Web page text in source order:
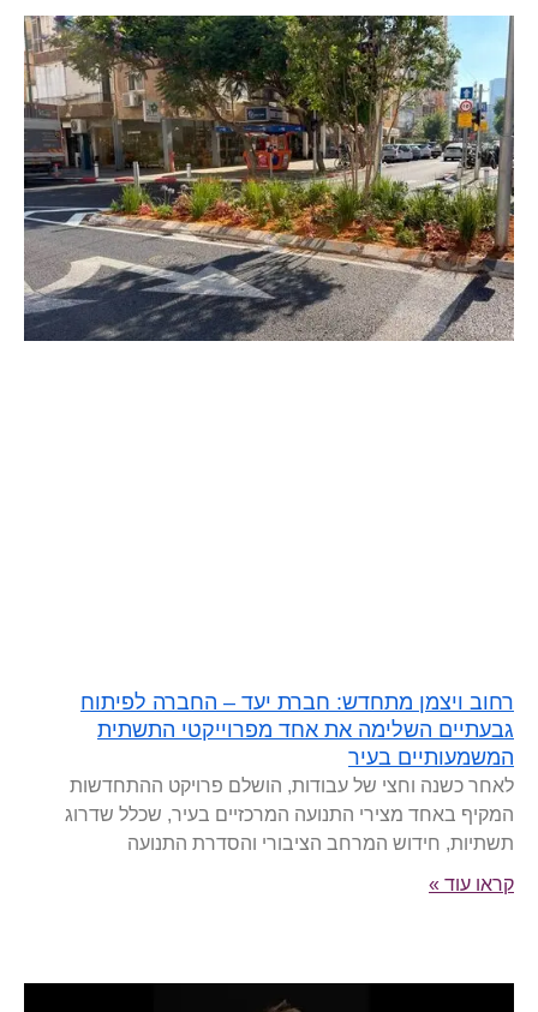
רחוב ויצמן מתחדש: חברת יעד – החברה לפיתוח
גבעתיים השלימה את אחד מפרוייקטי התשתית
המשמעותיים בעיר
לאחר כשנה וחצי של עבודות, הושלם פרויקט ההתחדשות
המקיף באחד מצירי התנועה המרכזיים בעיר, שכלל שדרוג
תשתיות, חידוש המרחב הציבורי והסדרת התנועה
קראו עוד »